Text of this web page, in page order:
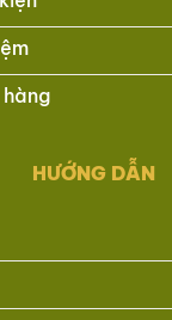
HƯỚNG DẪN